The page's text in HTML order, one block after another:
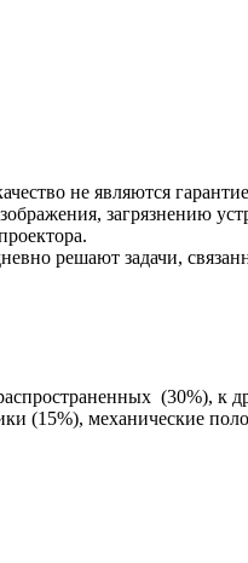
не являются
загрязнению
решают задачи,
(30%), к
(15%), механические